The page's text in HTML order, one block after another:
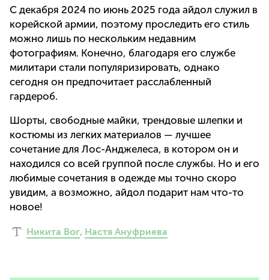
С декабря 2024 по июнь 2025 года айдол служил в
корейской армии, поэтому проследить его стиль
можно лишь по нескольким недавним
фотографиям. Конечно, благодаря его службе
милитари стали популяризировать, однако
сегодня он предпочитает расслабленный
гардероб.
Шорты, свободные майки, трендовые шлепки и
костюмы из легких материалов — лучшее
сочетание для Лос-Анджелеса, в котором он и
находился со всей группой после службы. Но и его
любимые сочетания в одежде мы точно скоро
увидим, а возможно, айдол подарит нам что-то
новое!
Никита Вог, Настя Ануфриева